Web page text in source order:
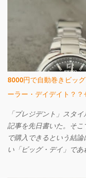
8000円で自動巻きビッ
ーラー・デイデイト？？
「プレジデント」スタ
記事を先日書いた。そ
で購入できるという結
い「ビッグ・デイ」であ